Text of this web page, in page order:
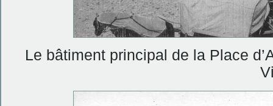
Le bâtiment principal de la Place